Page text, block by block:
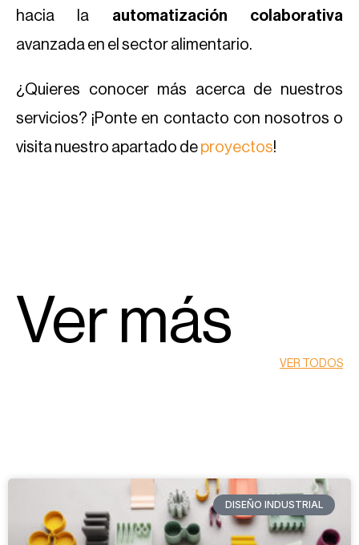
hacia la automatización colaborativa
avanzada en el sector alimentario.
¿Quieres conocer más acerca de nuestros
servicios? ¡Ponte en contacto con nosotros o
visita nuestro apartado de proyectos!
Ver más
VER TODOS
DISEÑO INDUSTRIAL